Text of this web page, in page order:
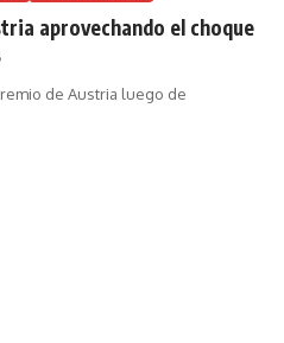
aprovechando el choque
de Austria luego de